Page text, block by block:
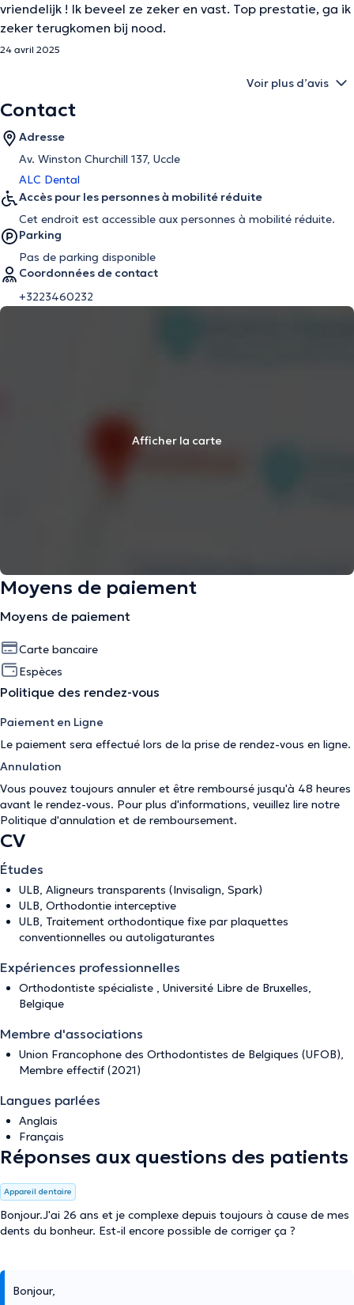
vriendelijk ! Ik beveel ze zeker en vast. Top prestatie, ga ik
zeker terugkomen bij nood.
24 avril 2025
Voir plus d’avis
Contact
Adresse
Av. Winston Churchill 137, Uccle
ALC Dental
Accès pour les personnes à mobilité réduite
Cet endroit est accessible aux personnes à mobilité réduite.
Parking
Pas de parking disponible
Coordonnées de contact
+3223460232
Afficher la carte
Moyens de paiement
Moyens de paiement
Carte bancaire
Espèces
Politique des rendez-vous
Paiement en Ligne
Le paiement sera effectué lors de la prise de rendez-vous en ligne.
Annulation
Vous pouvez toujours annuler et être remboursé jusqu'à 48 heures
avant le rendez-vous. Pour plus d'informations, veuillez lire notre
Politique d'annulation et de remboursement.
CV
Études
ULB, Aligneurs transparents (Invisalign, Spark)
ULB, Orthodontie interceptive
ULB, Traitement orthodontique fixe par plaquettes
conventionnelles ou autoligaturantes
Expériences professionnelles
Orthodontiste spécialiste , Université Libre de Bruxelles,
Belgique
Membre d'associations
Union Francophone des Orthodontistes de Belgiques (UFOB),
Membre effectif (2021)
Langues parlées
Anglais
Français
Réponses aux questions des patients
Appareil dentaire
Bonjour.J'ai 26 ans et je complexe depuis toujours à cause de mes
dents du bonheur. Est-il encore possible de corriger ça ?
Bonjour,